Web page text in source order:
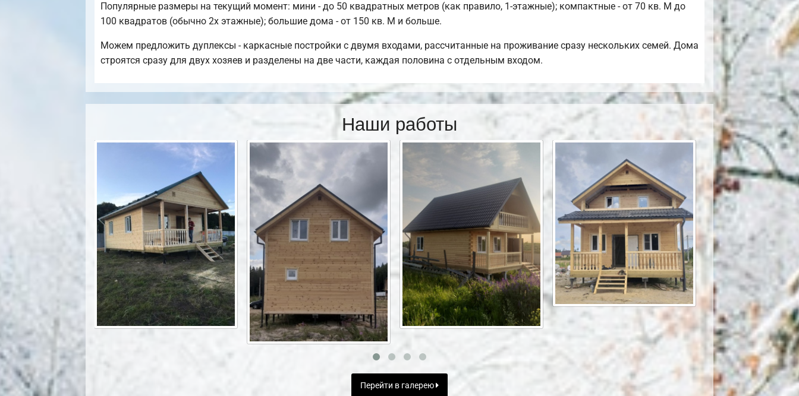
Популярные размеры на текущий момент: мини - до 50 квадратных метров (как правило, 1-этажные); компактные - от 70 кв. М до
100 квадратов (обычно 2х этажные); большие дома - от 150 кв. М и больше.
Можем предложить дуплексы - каркасные постройки с двумя входами, рассчитанные на проживание сразу нескольких семей. Дома
строятся сразу для двух хозяев и разделены на две части, каждая половина с отдельным входом.
Наши работы
Перейти в галерею